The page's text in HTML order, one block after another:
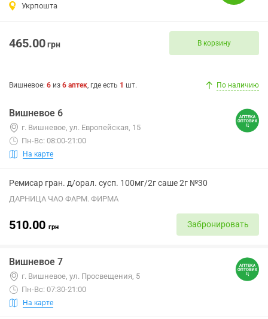
Укрпошта
465.00грн В корзину
Вишневое: 6 из 6 аптек, где есть 1 шт. По наличию
Вишневое 6
г. Вишневое, ул. Европейская, 15
Пн-Вс: 08:00-21:00
На карте
Ремисар гран. д/орал. сусп. 100мг/2г саше 2г №30
ДАРНИЦА ЧАО ФАРМ. ФИРМА
510.00 грн Забронировать
Вишневое 7
г. Вишневое, ул. Просвещения, 5
Пн-Вс: 07:30-21:00
На карте